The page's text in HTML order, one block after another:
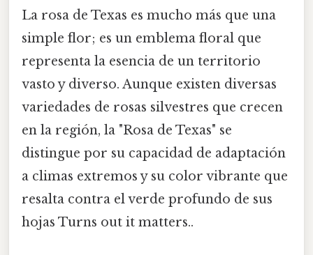
La rosa de Texas es mucho más que una
simple flor; es un emblema floral que
representa la esencia de un territorio
vasto y diverso. Aunque existen diversas
variedades de rosas silvestres que crecen
en la región, la "Rosa de Texas" se
distingue por su capacidad de adaptación
a climas extremos y su color vibrante que
resalta contra el verde profundo de sus
hojas Turns out it matters..